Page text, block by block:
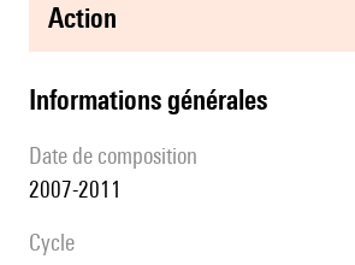
action
informations générales
date de composition
2007-2011
Cycle